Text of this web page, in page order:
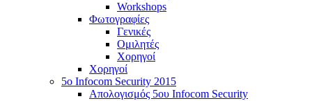
Workshops
Φωτογραφίες
Γενικές
Ομιλητές
Χορηγοί
Χορηγοί
5o Infocom Security 2015
Απολογισμός 5ου Infocom Security